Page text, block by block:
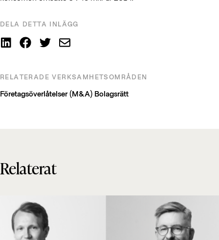
DELA DETTA INLÄGG
RELATERADE VERKSAMHETSOMRÅDEN
Företagsöverlåtelser (M&A) Bolagsrätt
Relaterat